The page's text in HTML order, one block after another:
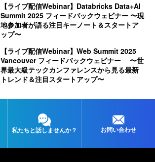
【ライブ配信Webinar】Databricks Data+AI
Summit 2025 フィードバックウェビナー 〜現
地参加者が語る注目キーノート＆スタートア
ップ〜
【ライブ配信Webinar】Web Summit 2025
Vancouver フィードバックウェビナー 〜世
界最大級テックカンファレンスから見る最新
トレンド＆注目スタートアップ〜
私たちと話しませんか？ お問い合わせ